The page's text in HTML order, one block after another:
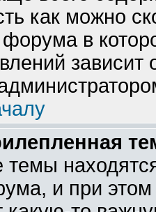
как можно
в
зависит
и при